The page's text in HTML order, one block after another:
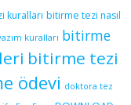
kuralları bitirme tezi nasıl
kuralları bitirme
bitirme tezi
ödevi doktora tez